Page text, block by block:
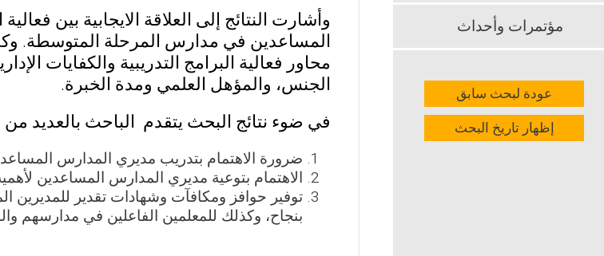
وأشارت النتائج إلى العلاقة الايجابية بين
المساعدين في مدارس المرحلة المتوسطة.
محاور فعالية البرامج التدريبية والكفايات
الجنس، والمؤهل العلمي ومدة الخبرة.
في ضوء نتائج البحث يتقدم الباحث بالعديد من
ضرورة الاهتمام بتدريب مديري المدارس
الاهتمام بتوعية مديري المدارس المساعدين
توفير حوافز ومكافآت وشهادات تقدير
بنجاح، وكذلك للمعلمين الفاعلين في مدارسهم
مؤتمرات وأحداث
عودة لبحث سابق
إظهار تاريخ البحث